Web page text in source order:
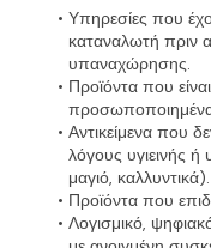
Υπηρεσίες που
καταναλωτή πριν
υπαναχώρησης.
Προϊόντα που
Αντικείμενα που
λόγους υγιεινής ή
μαγιό, καλλυντικά).
Προϊόντα που
Λογισμικό,